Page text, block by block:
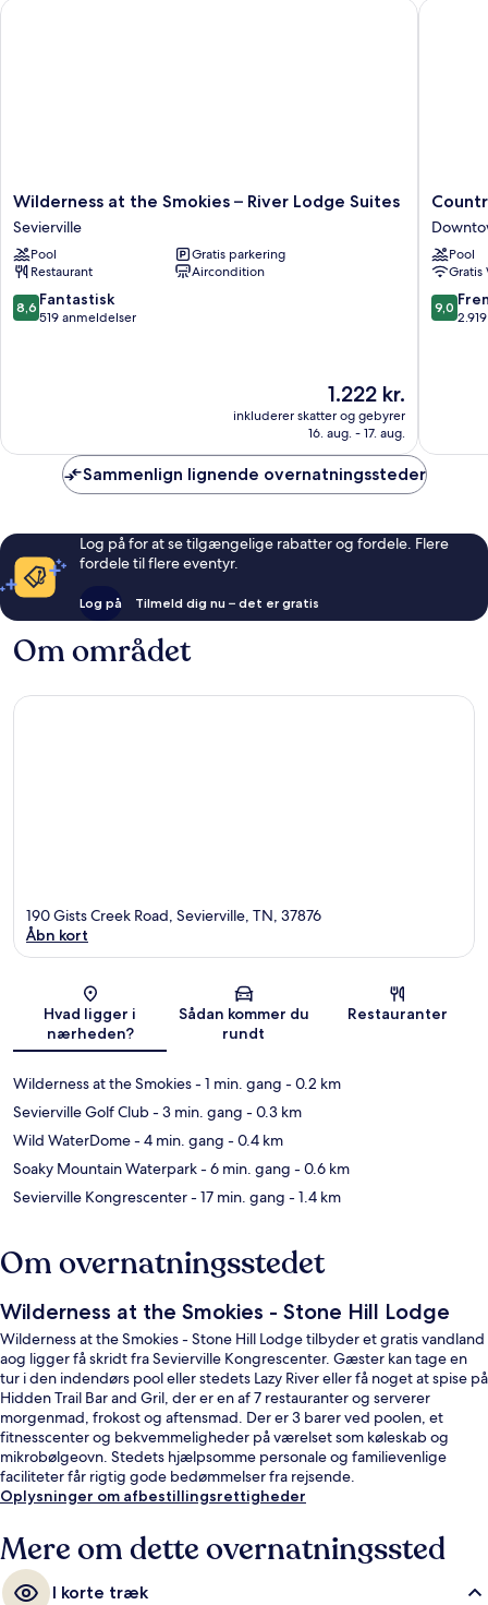
Wilderness
at
the
Smokies
–
River
Lodge
Wilderness at the Smokies – River Lodge Suites
Sevierville
Pool
Gratis parkering
Restaurant
Aircondition
8.6
ud
8,6 Fantastisk
519 anmeldelser
Prisen
1.222 kr.
1.222 kr.
inkluderer skatter og gebyrer
16. aug. - 17. aug.
Wilderness at the Smokies – River Lodge Suites
Country
Resort
Pigeon
Forge
Pool
Gratis
9.0
ud
9,0
Country
Sammenlign lignende overnatningssteder
Log på for at se tilgængelige rabatter og fordele. Flere
fordele til flere eventyr.
Log på Tilmeld dig nu – det er gratis
Om området
Kort
190 Gists Creek Road, Sevierville, TN, 37876
Åbn kort
Hvad ligger i
nærheden?
Sådan kommer du
rundt
Restauranter
Wilderness at the Smokies- 1 min. gang - 0.2 km
Sevierville Golf Club- 3 min. gang - 0.3 km
Wild WaterDome- 4 min. gang - 0.4 km
Soaky Mountain Waterpark- 6 min. gang - 0.6 km
Sevierville Kongrescenter- 17 min. gang - 1.4 km
Om overnatningsstedet
Wilderness at the Smokies - Stone Hill Lodge
Wilderness at the Smokies - Stone Hill Lodge tilbyder et gratis vandland
aog ligger få skridt fra Sevierville Kongrescenter. Gæster kan tage en
tur i den indendørs pool eller stedets Lazy River eller få noget at spise på
Hidden Trail Bar and Gril, der er en af 7 restauranter og serverer
morgenmad, frokost og aftensmad. Der er 3 barer ved poolen, et
fitnesscenter og bekvemmeligheder på værelset som køleskab og
mikrobølgeovn. Stedets hjælpsomme personale og familievenlige
faciliteter får rigtig gode bedømmelser fra rejsende.
Oplysninger om afbestillingsrettigheder
Mere om dette overnatningssted
I korte træk